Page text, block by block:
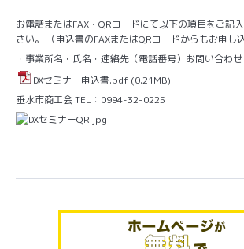
お電話またはFAX・QRコードにて以下の項目をご記
さい。 （申込書のFAXまたはQRコードからもお申し
・事業所名・ 氏名・連絡先（電話番号） お問い合わせ
DXセミナー申込書.pdf (0.21MB)
垂水市商工会 TEL：0994-32-0225